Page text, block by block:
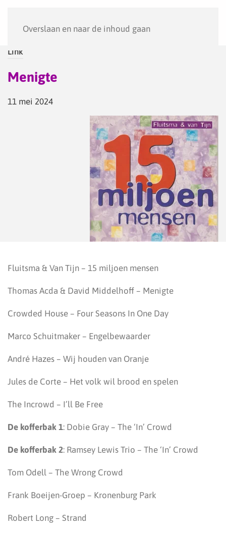
Overslaan en naar de inhoud gaan
Link
Menigte
11 mei 2024
Fluitsma & Van Tijn – 15 miljoen mensen
Thomas Acda & David Middelhoff – Menigte
Crowded House – Four Seasons In One Day
Marco Schuitmaker – Engelbewaarder
André Hazes – Wij houden van Oranje
Jules de Corte – Het volk wil brood en spelen
The Incrowd – I’ll Be Free
De kofferbak 1: Dobie Gray – The ‘In’ Crowd
De kofferbak 2: Ramsey Lewis Trio – The ‘In’ Crowd
Tom Odell – The Wrong Crowd
Frank Boeijen-Groep – Kronenburg Park
Robert Long – Strand